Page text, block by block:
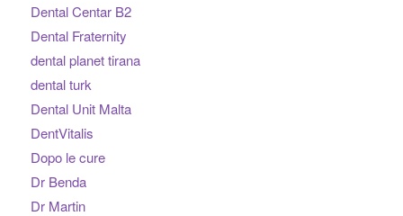
Dental Centar B2
Dental Fraternity
dental planet tirana
dental turk
Dental Unit Malta
DentVitalis
Dopo le cure
Dr Benda
Dr Martin